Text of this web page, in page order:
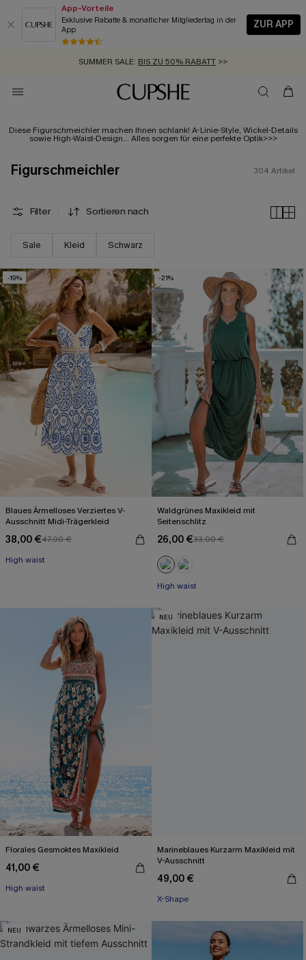
App-Vorteile
Exklusive Rabatte & monatlicher Mitgliedertag in der
App
ZUR APP
GRATIS MASSBAND MIT JEDEM SCHNELLVERSAND-ARTIKEL >>
SUMMER SALE:
ZUM NEWSLETTER:BIS ZU -20% EXTRA ERHALTEN
KOSTENLOSER VERSAND AB 89 €
Diese Figurschmeichler machen Ihnen schlank! A-Linie-Style, Wickel-Details
sowie High-Waist-Design... Alles sorgen für eine perfekte Optik>>>
Figurschmeichler 304 Artikel
Filter Sortieren nach
Sale Kleid Schwarz
-19%
Blaues Ärmelloses Verziertes V-
Ausschnitt Midi-Trägerkleid
38,00 €47,00 €
High waist
-21%
Waldgrünes Maxikleid mit
Seitenschlitz
26,00 €33,00 €
High waist
Florales Gesmoktes Maxikleid
41,00 €
High waist
NEU
Marineblaues Kurzarm Maxikleid mit
V-Ausschnitt
49,00 €
X-Shape
NEU